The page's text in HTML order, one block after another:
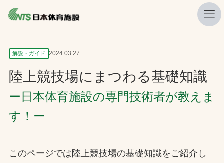
私たちの強み
ニュース
プレスリリース
レポート
施工・管理実績一覧
解説・ガイド 2024.03.27
陸上競技場にまつわる基礎知識
ー日本体育施設の専門技術者が教えま
す！ー
このページでは陸上競技場の基礎知識をご紹介し